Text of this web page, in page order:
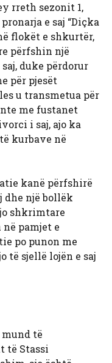
rreth sezonit 1,
e saj “Diçka
flokët e shkurtër,
përfshin një
duke përdorur
për pjesët
u transmetua për
me fustanet
i saj, ajo ka
kurbave në
kanë përfshirë
dhe një bollëk
shkrimtare
pamjet e
po punon me
të sjellë lojën e saj
mund të
të Stassi